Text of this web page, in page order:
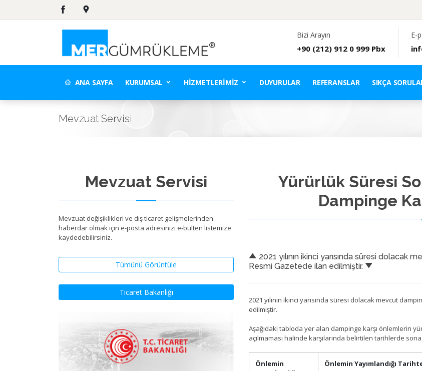
Bizi Arayın
+90 (212) 912 0 999 Pbx
E-
ANA SAYFA KURUMSAL HIZMETLERIMIZ DUYURULAR REFERANSLAR SIKÇA
Mevzuat Servisi
Mevzuat Servisi
Mevzuat değişiklikleri ve dış ticaret gelişmelerinden
haberdar olmak için e-posta adresinizi e-bülten listemize
kaydedebilirsiniz.
Tümünü Görüntüle
Ticaret Bakanlığı
Yürürlük Süresi
Dampinge
2021 yılının ikinci yarısında süresi
Resmi Gazetede ilan edilmiştir.
2021 yılının ikinci yarısında süresi dolacak mevcut
edilmiştir.
Aşağıdaki tabloda yer alan dampinge karşı önlemlerin
açılmaması halinde karşılarında belirtilen tarihlerde
Önlemin
Önlemin Yayımlandığı